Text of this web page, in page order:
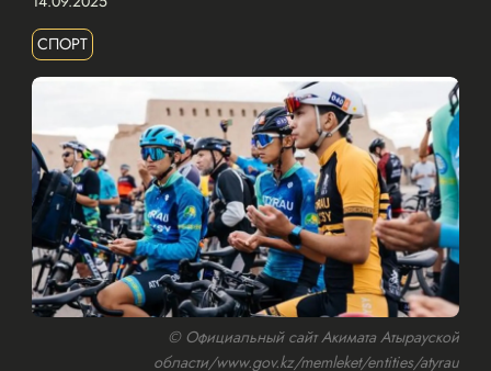
СПОРТ
© Официальный сайт Акимата Атырауской
области/www.gov.kz/memleket/entities/atyrau